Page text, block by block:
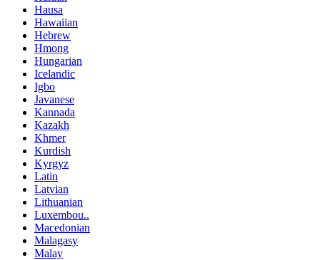
Hausa
Hawaiian
Hebrew
Hmong
Hungarian
Icelandic
Igbo
Javanese
Kannada
Kazakh
Khmer
Kurdish
Kyrgyz
Latin
Latvian
Lithuanian
Luxembou..
Macedonian
Malagasy
Malay